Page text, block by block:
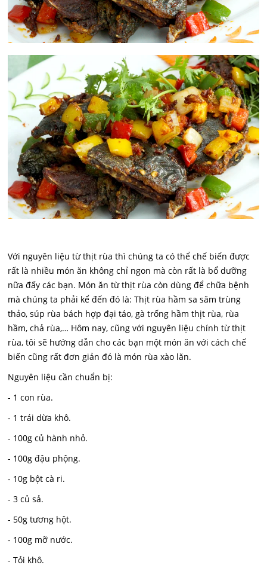
Với nguyên liệu từ thịt rùa thì chúng ta có thể chế biến được
rất là nhiều món ăn không chỉ ngon mà còn rất là bổ dưỡng
nữa đấy các bạn. Món ăn từ thịt rùa còn dùng để chữa bệnh
mà chúng ta phải kể đến đó là: Thịt rùa hầm sa săm trùng
thảo, súp rùa bách hợp đại táo, gà trống hầm thịt rùa, rùa
hầm, chả rùa,… Hôm nay, cũng với nguyên liệu chính từ thịt
rùa, tôi sẽ hướng dẫn cho các bạn một món ăn với cách chế
biến cũng rất đơn giản đó là món rùa xào lăn.
Nguyên liệu cần chuẩn bị:
- 1 con rùa.
- 1 trái dừa khô.
- 100g củ hành nhỏ.
- 100g đậu phộng.
- 10g bột cà ri.
- 3 củ sả.
- 50g tương hột.
- 100g mỡ nước.
- Tỏi khô.